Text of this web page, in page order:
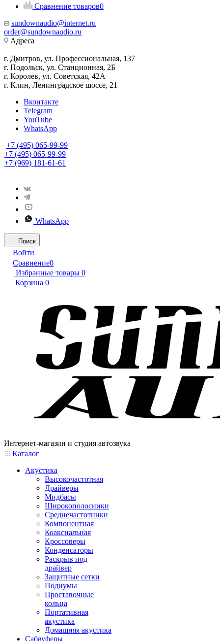
Сравнение товаров0
sundownaudio@internet.ru
order@sundownaudio.ru
Адреса
г. Дмитров, ул. Профессиональная, 137
г. Подольск, ул. Станционная, 2Б
г. Королев, ул. Советская, 42А
г. Клин, Ленинградское шоссе, 21
Вконтакте
Telegram
YouTube
WhatsApp
+7 (495) 065-99-99
+7 (495) 065-99-99
+7 (969) 181-61-61
WhatsApp
Поиск
Войти
Сравнение0
Избранные товары 0
Корзина 0
Интернет-магазин и студия автозвука
Каталог
Акустика
Высокочастотная
Драйверы
Мидбасы
Широкополосники
Среднечастотники
Компонентная
Коаксиальная
Кроссоверы
Конденсаторы
Раскрыв под
драйвер
Защитные сетки
Подиумы
Проставочные
кольца
Портативная
акустика
Домашняя акустика
Сабвуферы